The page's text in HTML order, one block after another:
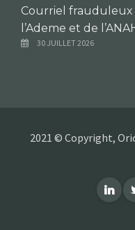
Courriel frauduleux
l’Ademe et de
30 JUILLET 2026
2021 © Copyright,